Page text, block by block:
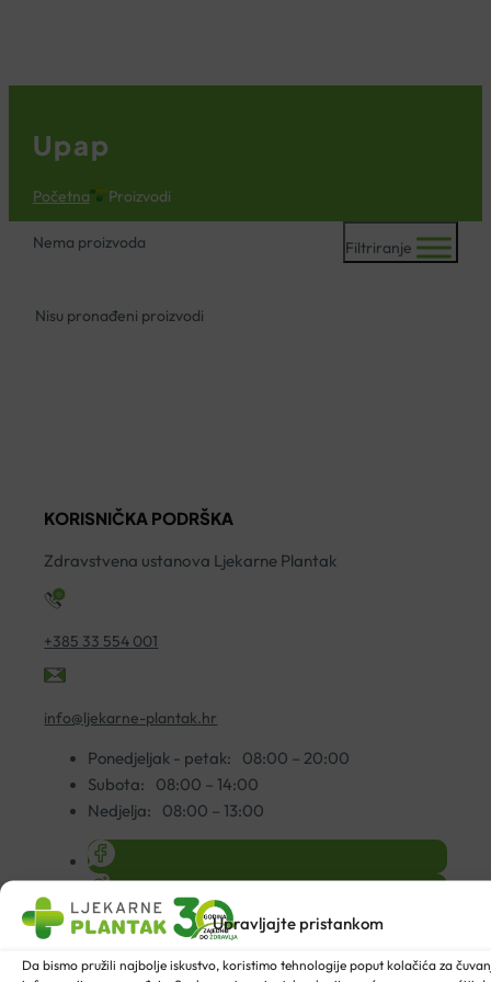
Upravljajte pristankom
Da bismo pružili najbolje iskustvo, koristimo tehnologije poput kolačića za
Upap
Početna Proizvodi
Nema proizvoda Filtriranje
Nisu pronađeni proizvodi
KORISNIČKA PODRŠKA
Zdravstvena ustanova Ljekarne Plantak
+385 33 554 001
info@ljekarne-plantak.hr
Ponedjeljak - petak:
08:00 – 20:00
Subota:
08:00 – 14:00
Nedjelja:
08:00 – 13:00